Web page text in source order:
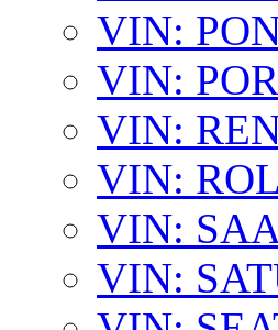
VIN:
VIN:
VIN:
VIN:
VIN:
VIN: